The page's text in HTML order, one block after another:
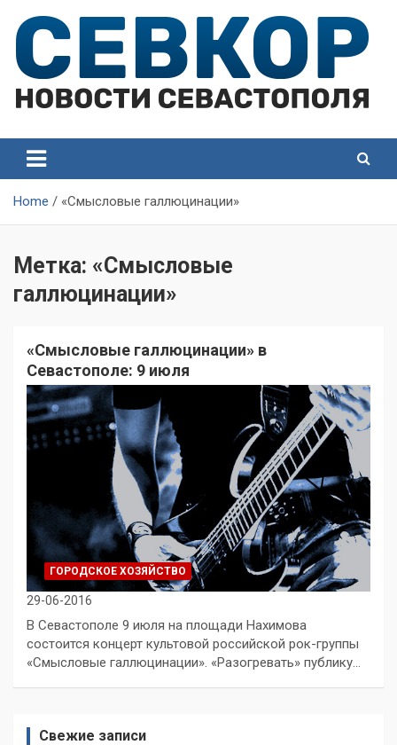
content
Севастополя
Севастополя
Home «Смысловые галлюцинации»
Метка: «Смысловые
галлюцинации»
«Смысловые галлюцинации» в
Севастополе: 9 июля
ГОРОДСКОЕ ХОЗЯЙСТВО
29-06-2016
В Севастополе 9 июля на площади Нахимова
состоится концерт культовой российской рок-группы
«Смысловые галлюцинации». «Разогревать» публику…
Свежие записи